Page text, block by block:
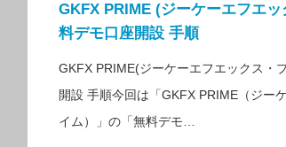
GKFX PRIME (ジーケーエフエ
料デモ口座開設 手順
GKFX PRIME(ジーケーエフエックス・
開設 手順今回は「GKFX PRIME（ジー
イム）」の「無料デモ…